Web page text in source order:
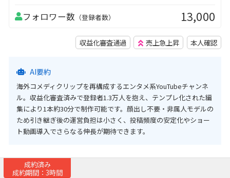
フォロワー数 （登録者数） 13,000
収益化審査通過 売上急上昇 本人確認
AI要約
海外コメディクリップを再構成するエンタメ系YouTubeチャンネ
ル。収益化審査済みで登録者1.3万人を抱え、テンプレ化された編
集により1本約30分で制作可能です。顔出し不要・非属人モデルの
ため引き継ぎ後の運営負担は小さく、投稿頻度の安定化やショー
ト動画導入でさらなる伸長が期待できます。
成約済み
成約期間：3時間